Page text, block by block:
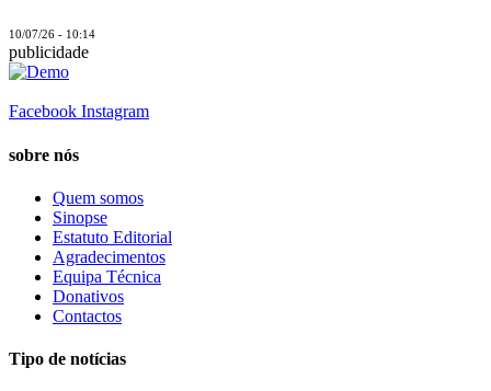
10/07/26 - 10:14
publicidade
Facebook Instagram
sobre nós
Quem somos
Sinopse
Estatuto Editorial
Agradecimentos
Equipa Técnica
Donativos
Contactos
Tipo de notícias